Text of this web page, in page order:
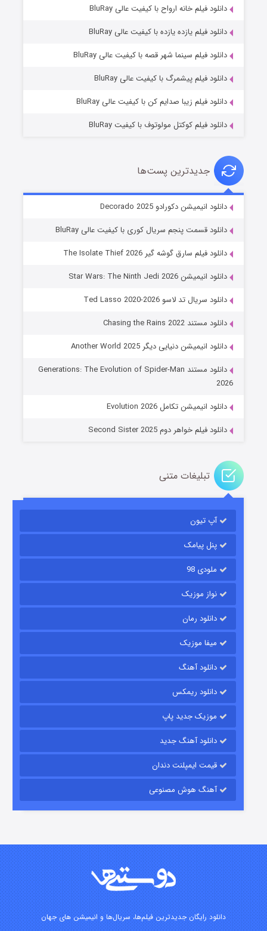
خاندان اژدها فصل ۳
جادوگری در مغولستان
قسمت۱۴ (زیرنویس) منتشر شد
باب اسفنجی فصل ۱۷
قسمت۶ (زیرنویس) منتشر شد
قسمت۱۵ (دوبله) منتشر شد
دانلود فیلم خانه ارواح با کیفیت عالی BluRay
دانلود فیلم یازده یازده با کیفیت عالی BluRay
دانلود فیلم سینما شهر قصه با کیفیت عالی BluRay
دانلود فیلم پیشمرگ با کیفیت عالی BluRay
دانلود فیلم زیبا صدایم کن با کیفیت عالی BluRay
دانلود فیلم کوکتل مولوتوف با کیفیت BluRay
جدیدترین پست‌ها
دانلود انیمیشن دکورادو Decorado 2025
دانلود قسمت پنجم سریال کوری با کیفیت عالی BluRay
دانلود فیلم سارق گوشه گیر The Isolate Thief 2026
دانلود انیمیشن Star Wars: The Ninth Jedi 2026
دانلود سریال تد لاسو Ted Lasso 2020-2026
دانلود مستند Chasing the Rains 2022
دانلود انیمیشن دنیایی دیگر Another World 2025
دانلود مستند Generations: The Evolution of Spider-Man
2026
دانلود انیمیشن تکامل Evolution 2026
دانلود فیلم خواهر دوم Second Sister 2025
تبلیغات متنی
آپ تیون
پنل پیامک
ملودی 98
نواز موزیک
دانلود رمان
میفا موزیک
دانلود آهنگ
دانلود ریمکس
موزیک جدید پاپ
دانلود آهنگ جدید
قیمت ایمپلنت دندان
آهنگ هوش مصنوعی
دانلود رایگان جدیدترین فیلم‌ها، سریال‌ها و انیمیشن های جهان